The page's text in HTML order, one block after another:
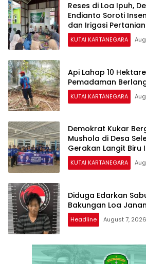
Reses di Loa Ipuh,
Endianto Soroti
dan Irigasi Pertanian
KUTAI KARTANEGARA
Api Lahap 10
Pemadaman
KUTAI KARTANEGARA
Demokrat Kukar
Mushola di Desa
Gerakan Langit Biru
KUTAI KARTANEGARA
Diduga Edarkan
Bakungan Loa
Headline August 7, 2026